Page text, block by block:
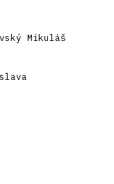
Mikuláš